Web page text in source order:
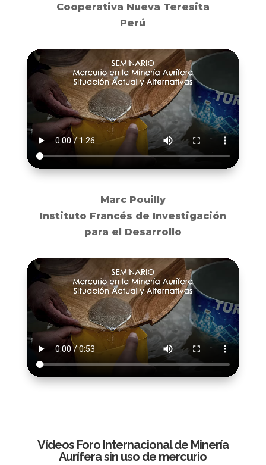
Cooperativa Nueva Teresita
Perú
Marc Pouilly
Instituto Francés de Investigación
para el Desarrollo
Vídeos Foro Internacional de Minería
Aurífera sin uso de mercurio